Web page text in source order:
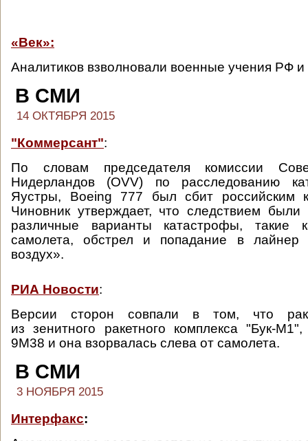
«Век»:
Аналитиков взволновали военные учения РФ
В СМИ
14 ОКТЯБРЯ 2015
"Коммерсант":
По словам председателя комиссии
Нидерландов (OVV) по расследованию
Яустры, Boeing 777 был сбит российским
Чиновник утверждает, что следствием
различные варианты катастрофы, такие
самолета, обстрел и попадание в лайнер
воздух».
РИА Новости:
Версии сторон совпали в том, что
из зенитного ракетного комплекса "Бук-
9М38 и она взорвалась слева от самолета.
В СМИ
3 НОЯБРЯ 2015
Интерфакс: